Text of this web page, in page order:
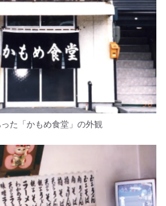
た「かもめ食堂」の外観